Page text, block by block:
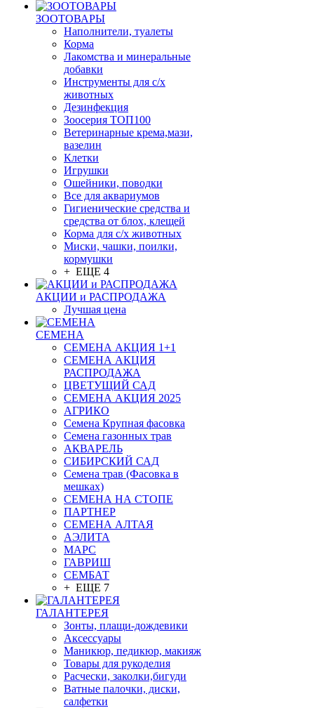
ЗООТОВАРЫ
Наполнители, туалеты
Корма
Лакомства и минеральные
добавки
Инструменты для с/х
животных
Дезинфекция
Зоосерия ТОП100
Ветеринарные крема,мази,
вазелин
Клетки
Игрушки
Ошейники, поводки
Все для аквариумов
Гигиенические средства и
средства от блох, клещей
Корма для с/х животных
Миски, чашки, поилки,
кормушки
+ ЕЩЕ 4
АКЦИИ и РАСПРОДАЖА
Лучшая цена
СЕМЕНА
СЕМЕНА АКЦИЯ 1+1
СЕМЕНА АКЦИЯ
РАСПРОДАЖА
ЦВЕТУЩИЙ САД
СЕМЕНА АКЦИЯ 2025
АГРИКО
Семена Крупная фасовка
Семена газонных трав
АКВАРЕЛЬ
СИБИРСКИЙ САД
Семена трав (Фасовка в
мешках)
СЕМЕНА НА СТОПЕ
ПАРТНЕР
СЕМЕНА АЛТАЯ
АЭЛИТА
МАРС
ГАВРИШ
СЕМБАТ
+ ЕЩЕ 7
ГАЛАНТЕРЕЯ
Зонты, плащи-дождевики
Аксессуары
Маникюр, педикюр, макияж
Товары для рукоделия
Расчески, заколки,бигуди
Ватные палочки, диски,
салфетки